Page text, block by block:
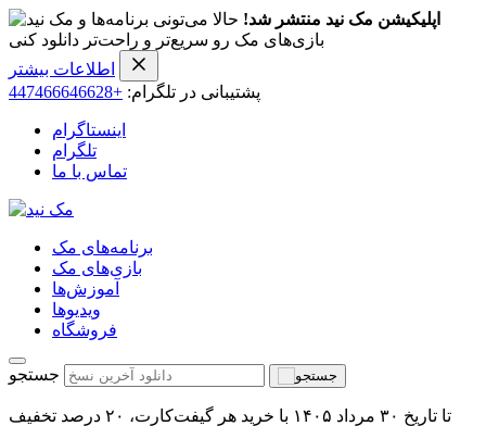
اپلیکیشن مک نید منتشر شد! حالا می‌تونی برنامه‌ها و
بازی‌های مک رو سریع‌تر و راحت‌تر دانلود کنی
اطلاعات بیشتر
پشتیبانی در تلگرام: +447466646628
اینستاگرام
تلگرام
تماس با ما
برنامه‌های مک
بازی‌های مک
آموزش‌ها
ویدیو‌ها
فروشگاه
جستجو
تا تاریخ ۳۰ مرداد ۱۴۰۵ با خرید هر گیفت‌کارت، ۲۰ درصد تخفیف